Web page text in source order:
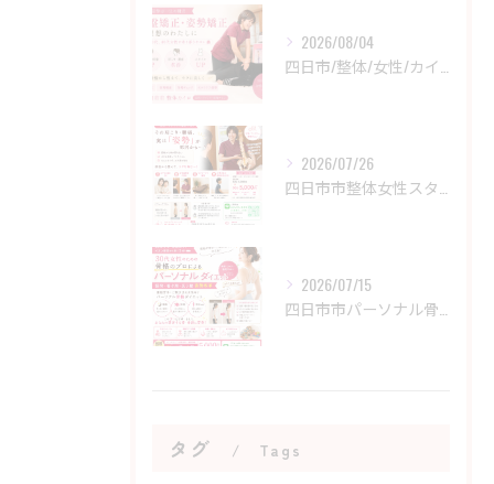
2026/08/04
2026/07/26
2026/07/15
タグ Tags